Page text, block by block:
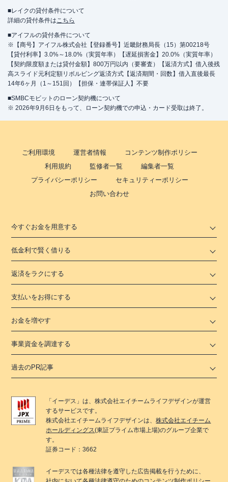
■レイクの貸付条件について
詳細の貸付条件はこちら
■アイフルの貸付条件について
※【商号】アイフル株式会社【登録番号】近畿財務局長（15）第00218号
【貸付利率】3.0%～18.0%（実質年率）【遅延損害金】20.0%（実質年率）
【契約限度額または貸付金額】800万円以内（要審査）【返済方式】借入後残
高スライド元利定額リボルビング返済方式【返済期間・回数】借入直後最長
14年6ヶ月（1～151回）【担保・連帯保証人】不要
■SMBCモビットのローン契約機について
※ 2026年9月6日をもって、ローン契約機での申込・カード受取は終了。
ご利用環境 運営者情報
コンテンツ制作ポリシー
利用規約
監修者一覧
編集者一覧
プライバシーポリシー
セキュリティーポリシー
お問い合わせ
今すぐお金を用意する
低金利で賢く借りる
返済をラクにする
支払いをお得にする
お金を増やす
事業資金を調達する
過去のPR記事
「 イーデス 」は、株式会社エイチームライフデザインが運営
するサービスです。
株式会社エイチームライフデザインは、株式会社エイチーム
ホールディングス(東証プライム市場上場)のグループ企業で
す。
証券コード：3662
イーデスでは各種法律を遵守した広告掲載を行うために、